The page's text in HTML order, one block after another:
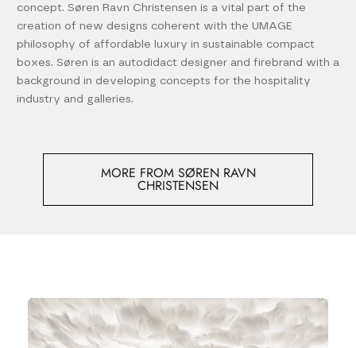
concept. Søren Ravn Christensen is a vital part of the
creation of new designs coherent with the UMAGE
philosophy of affordable luxury in sustainable compact
boxes. Søren is an autodidact designer and firebrand with a
background in developing concepts for the hospitality
industry and galleries.
MORE FROM SØREN RAVN
CHRISTENSEN